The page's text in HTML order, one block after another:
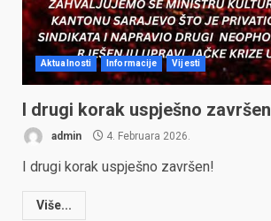
Aktualnosti Informacije Vijesti
I drugi korak uspješno završen
admin 4. Februara 2026.
I drugi korak uspješno završen!
Više...